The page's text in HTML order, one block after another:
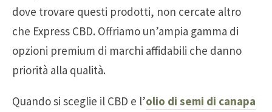
dove trovare questi prodotti, non cercate altro
che Express CBD. Offriamo un’ampia gamma di
opzioni premium di marchi affidabili che danno
priorità alla qualità.
Quando si sceglie il CBD e l’olio di semi di canapa